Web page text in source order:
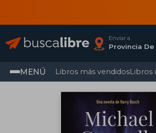
Enviar a
MENÚ Libros más vendidosLibros